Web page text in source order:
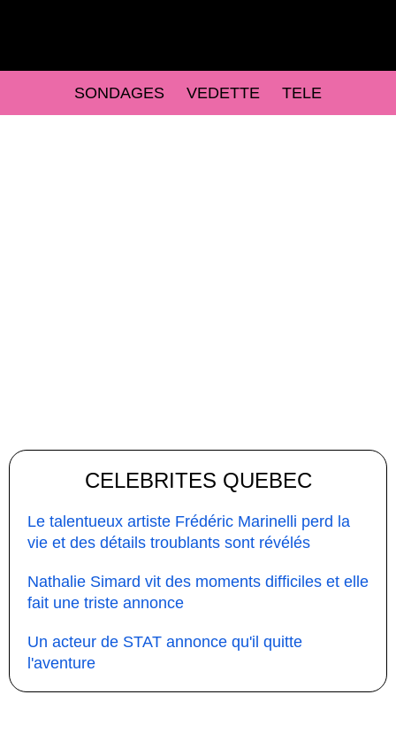
SONDAGES VEDETTE TELE
CELEBRITES QUEBEC
Le talentueux artiste Frédéric Marinelli perd la
vie et des détails troublants sont révélés
Nathalie Simard vit des moments difficiles et elle
fait une triste annonce
Un acteur de STAT annonce qu'il quitte
l'aventure